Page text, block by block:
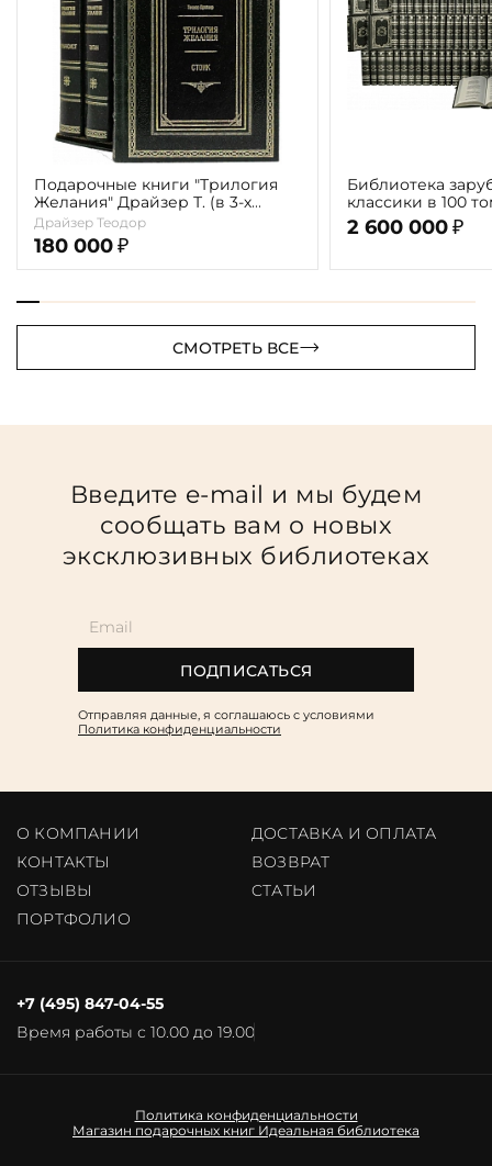
Подарочные книги "Трилогия
Желания" Драйзер Т. (в 3-х
томах)
Драйзер Теодор
180 000 ₽
Библиотека
классики в 100 томах
Verde»)
2 600 000 ₽
СМОТРЕТЬ ВСЕ
Введите e-mail и мы будем
сообщать вам о новых
эксклюзивных библиотеках
ПОДПИСАТЬСЯ
Отправляя данные, я соглашаюсь c условиями
Политика конфиденциальности
О КОМПАНИИ
ДОСТАВКА И ОПЛАТА
КОНТАКТЫ
ВОЗВРАТ
ОТЗЫВЫ
CТАТЬИ
ПОРТФОЛИО
Время работы с 10.00 до 19.00
+7 (495) 847-04-55
Политика конфиденциальности
Магазин подарочных книг Идеальная библиотека